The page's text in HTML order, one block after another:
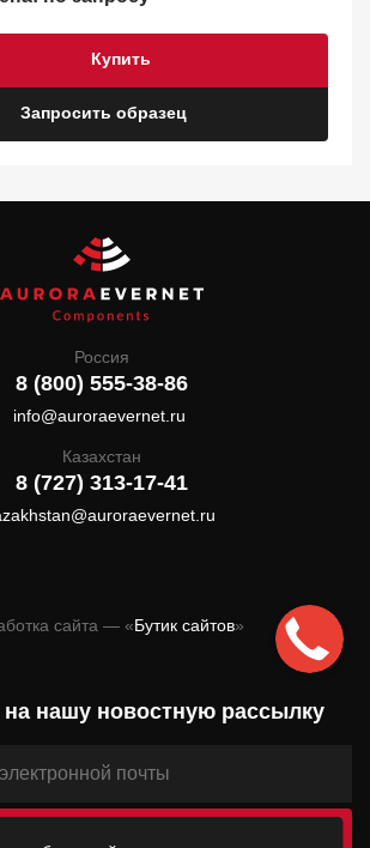
Запросить образец
Купить
Россия
8 (800) 555-38-86
info@auroraevernet.ru
Казахстан
8 (727) 313-17-41
сайта — «Бутик сайтов»
нашу новостную рассылку